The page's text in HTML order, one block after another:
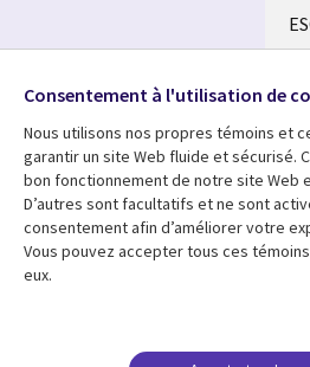
Ressources
Articles
Études de cas
Suivez-nous
Social
Media
Global
FR
Consentement à l'utilisation de
Nous utilisons nos propres témoins et
garantir un site Web fluide et sécurisé.
bon fonctionnement de notre site Web
D’autres sont facultatifs et ne sont
consentement afin d’améliorer votre
Vous pouvez accepter tous ces
eux.